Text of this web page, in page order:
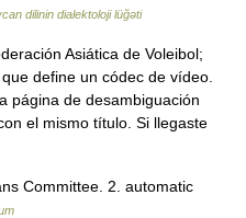
dilinin dialektoloji lüğəti
Asiática de Voleibol;
define un códec de vídeo.
página de desambiguación
el mismo título. Si llegaste
Committee. 2. automatic